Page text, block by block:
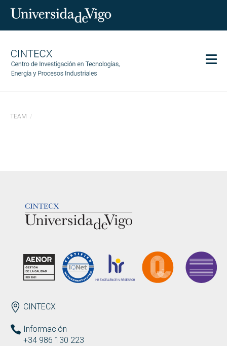
Investigación
Igualdad
GL EN Search
por:
BUSCAR
TEAM
ENDEREZO ES
CINTECX
Información
+34 986 130 223